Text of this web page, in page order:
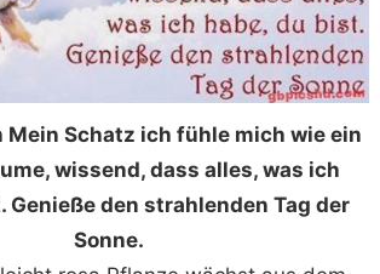
Mein Schatz ich fühle mich wie ein
wissend, dass alles, was ich
Genieße den strahlenden Tag der
Sonne.